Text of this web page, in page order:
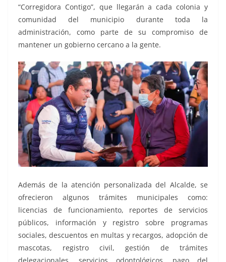
“Corregidora Contigo”, que llegarán a cada colonia y
comunidad del municipio durante toda la
administración, como parte de su compromiso de
mantener un gobierno cercano a la gente.
Además de la atención personalizada del Alcalde, se
ofrecieron algunos trámites municipales como:
licencias de funcionamiento, reportes de servicios
públicos, información y registro sobre programas
sociales, descuentos en multas y recargos, adopción de
mascotas, registro civil, gestión de trámites